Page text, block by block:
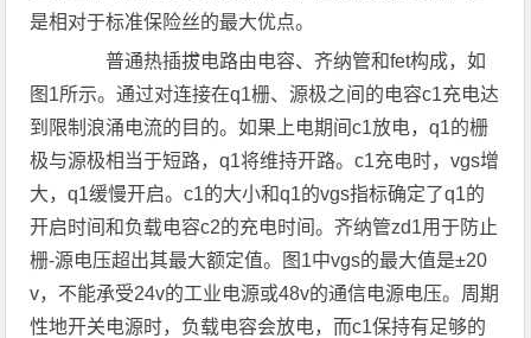
是相对于标准保险丝的最大优点。
普通热插拔电路由电容、齐纳管和fet构成，如
图1所示。通过对连接在q1栅、源极之间的电容c1充电达
到限制浪涌电流的目的。如果上电期间c1放电，q1的栅
极与源极相当于短路，q1将维持开路。c1充电时，vgs增
大，q1缓慢开启。c1的大小和q1的vgs指标确定了q1的
开启时间和负载电容c2的充电时间。齐纳管zd1用于防止
栅-源电压超出其最大额定值。图1中vgs的最大值是±20
v，不能承受24v的工业电源或48v的通信电源电压。周期
性地开关电源时，负载电容会放电，而c1保持有足够的